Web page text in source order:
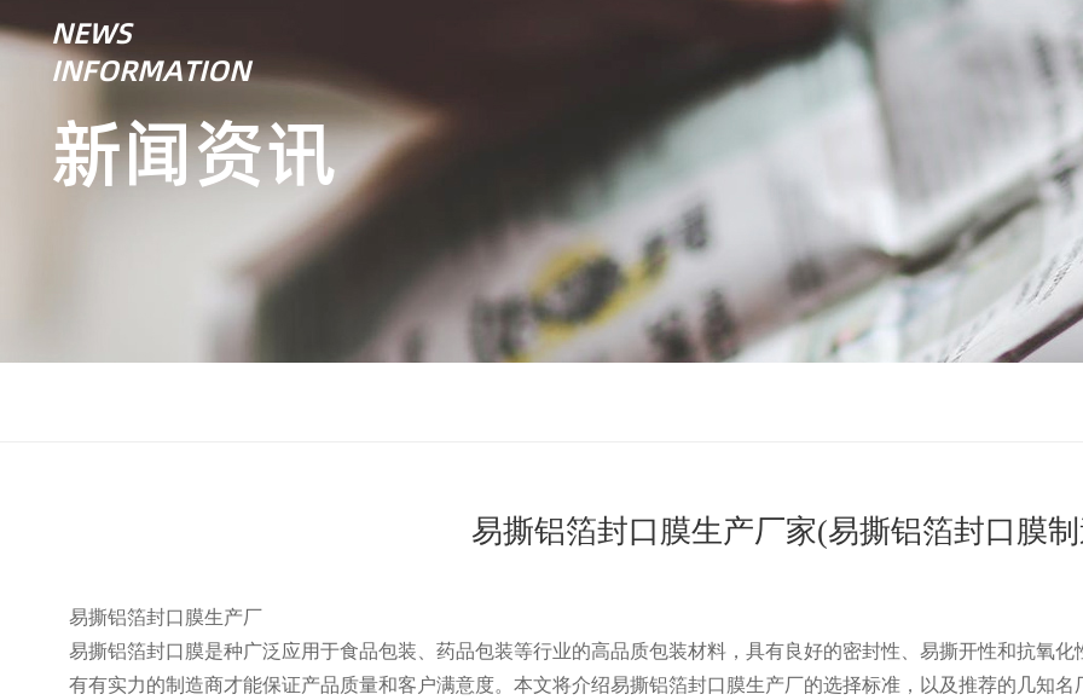
NEWS
INFORMATION
新闻资讯
易撕铝箔封口膜生产厂家(易撕铝箔封口膜
易撕铝箔封口膜生产厂
易撕铝箔封口膜是种广泛应用于食品包装、药品包装等行业的高品质包装材料，具有良好的密封性、易撕开性和抗氧
有有实力的制造商才能保证产品质量和客户满意度。本文将介绍易撕铝箔封口膜生产厂的选择标准，以及推荐的几知名